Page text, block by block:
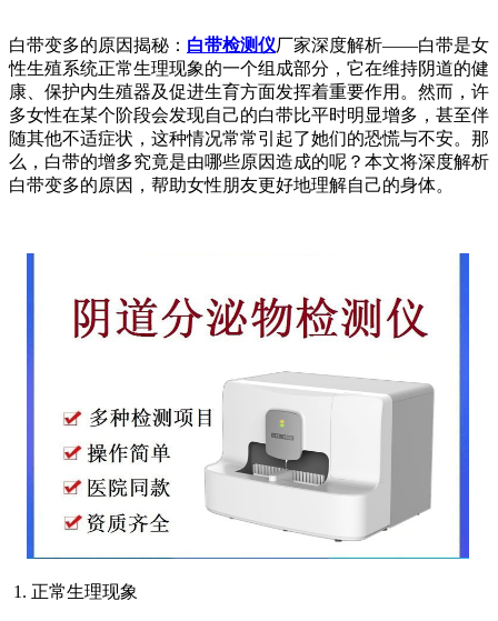
白带变多的原因揭秘： 白带检测仪厂家深度解析——白带是女
性生殖系统正常生理现象的一个组成部分，它在维持阴道的健
康、保护内生殖器及促进生育方面发挥着重要作用。然而，许
多女性在某个阶段会发现自己的白带比平时明显增多，甚至伴
随其他不适症状，这种情况常常引起了她们的恐慌与不安。那
么，白带的增多究竟是由哪些原因造成的呢？本文将深度解析
白带变多的原因，帮助女性朋友更好地理解自己的身体。
1. 正常生理现象